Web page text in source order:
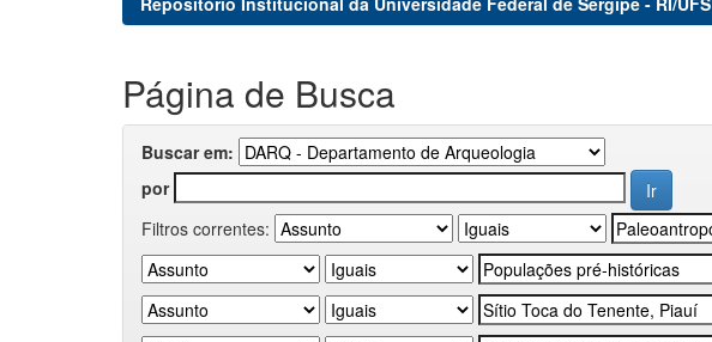
Página de Busca
Buscar em:
por
Filtros correntes: